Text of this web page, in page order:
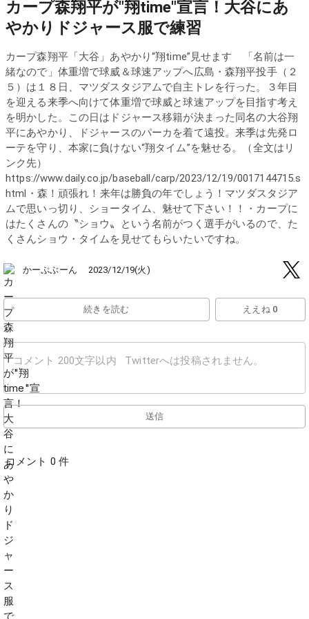
カープ森翔平が"翔time"宣言！大谷にあ
やかりドジャース服で練習
カープ森翔平「大谷」あやかり“翔time”見せます 「名前は一
緒なので」体重増で球威＆球速アップへ広島・森翔平投手（２
５）は１８日、マツダスタジアムで自主トレを行った。３年目
を迎える来季へ向けて体重増で球威と球速アップを目指す考え
を明かした。この日はドジャース移籍が決まった同名の大谷翔
平にあやかり、ドジャースのパーカを着て遠投。来季は先発ロ
ーテを守り、本家に負けない“翔タイム”を魅せる。（全文はリ
ンク先）
https://www.daily.co.jp/baseball/carp/2023/12/19/0017144715.s
html・森！頑張れ！来年は勝負の年でしょう！マツダスタジア
ムで思いっ切り、ショータイム、魅せて下さい！！・カープに
はたくさんの〝ショウ〟という名前がつく選手がいるので、た
くさんショウ・タイムを見せてもらいたいですね。
かーぷぶーん 2023/12/19(火)
続きを読む ええね 0
送信
コメント 0 件